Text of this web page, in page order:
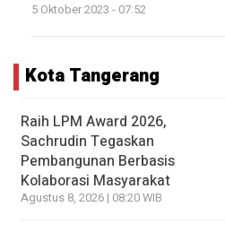
5 Oktober 2023 - 07:52
Kota Tangerang
Raih LPM Award 2026,
Sachrudin Tegaskan
Pembangunan Berbasis
Kolaborasi Masyarakat
Agustus 8, 2026 | 08:20 WIB